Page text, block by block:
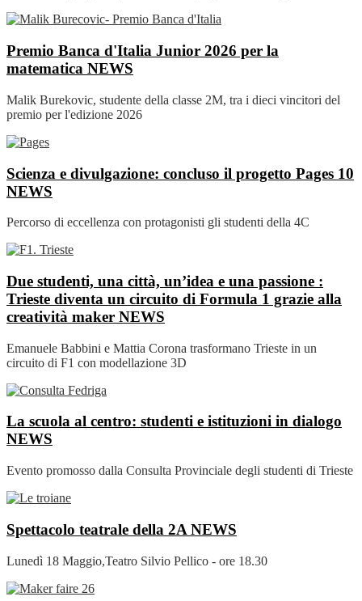
Premio Banca d'Italia Junior 2026 per la
matematica NEWS
Malik Burekovic, studente della classe 2M, tra i dieci vincitori del
premio per l'edizione 2026
Scienza e divulgazione: concluso il progetto Pages 10
NEWS
Percorso di eccellenza con protagonisti gli studenti della 4C
Due studenti, una città, un’idea e una passione :
Trieste diventa un circuito di Formula 1 grazie alla
creatività maker NEWS
Emanuele Babbini e Mattia Corona trasformano Trieste in un
circuito di F1 con modellazione 3D
La scuola al centro: studenti e istituzioni in dialogo
NEWS
Evento promosso dalla Consulta Provinciale degli studenti di Trieste
Spettacolo teatrale della 2A NEWS
Lunedì 18 Maggio,Teatro Silvio Pellico - ore 18.30